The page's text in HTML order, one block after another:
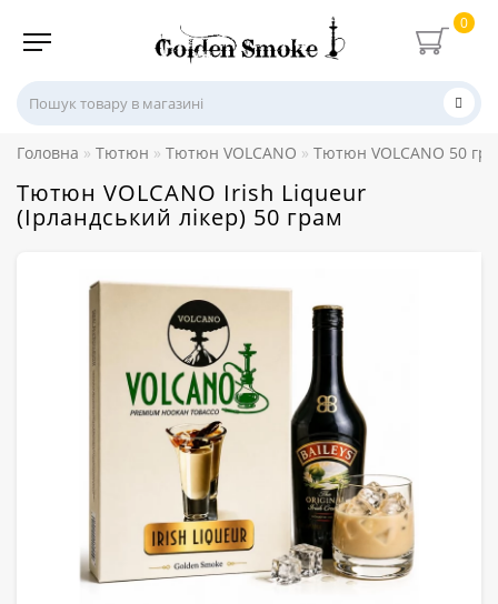
0
Головна Тютюн Тютюн VOLCANO Тютюн VOLCANO 50
Тютюн VOLCANO Irish Liqueur
(Ірландський лікер) 50 грам